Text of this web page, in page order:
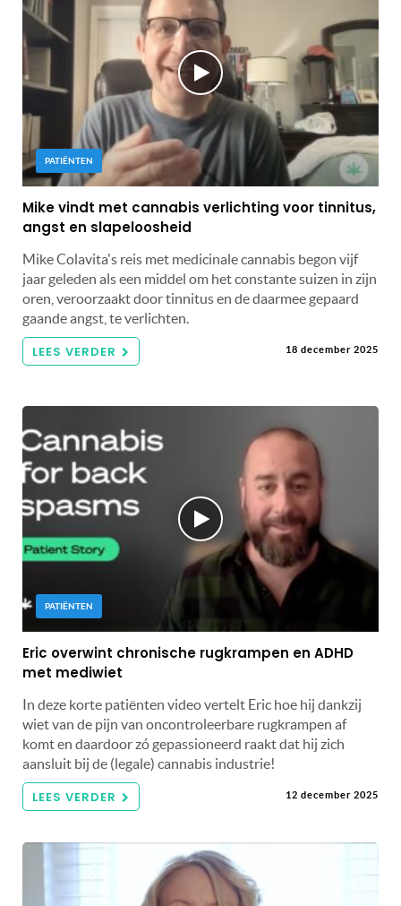
PATIËNTEN
Mike vindt met cannabis verlichting voor tinnitus,
angst en slapeloosheid
Mike Colavita's reis met medicinale cannabis begon vijf
jaar geleden als een middel om het constante suizen in zijn
oren, veroorzaakt door tinnitus en de daarmee gepaard
gaande angst, te verlichten.
LEES VERDER 18 december 2025
PATIËNTEN
Eric overwint chronische rugkrampen en ADHD
met mediwiet
In deze korte patiënten video vertelt Eric hoe hij dankzij
wiet van de pijn van oncontroleerbare rugkrampen af
komt en daardoor zó gepassioneerd raakt dat hij zich
aansluit bij de (legale) cannabis industrie!
LEES VERDER 12 december 2025